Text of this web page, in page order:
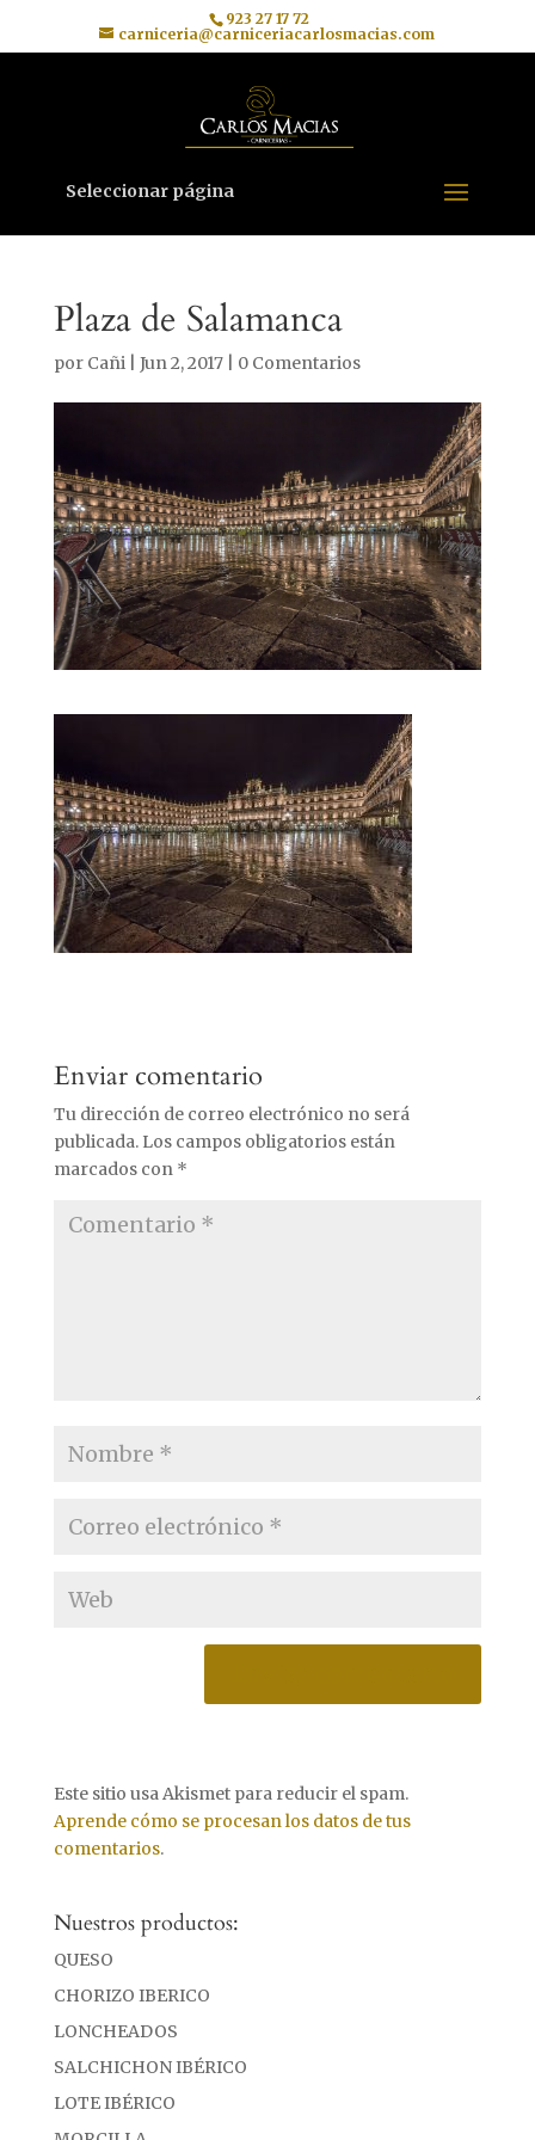
923 27 17 72
carniceria@carniceriacarlosmacias.com
Seleccionar página
Plaza de Salamanca
por Cañi| Jun 2, 2017| 0 Comentarios
Enviar comentario
Tu dirección de correo electrónico no será
publicada. Los campos obligatorios están
marcados con *
Este sitio usa Akismet para reducir el spam.
Aprende cómo se procesan los datos de tus
comentarios.
Nuestros productos:
QUESO
CHORIZO IBERICO
LONCHEADOS
SALCHICHON IBÉRICO
LOTE IBÉRICO